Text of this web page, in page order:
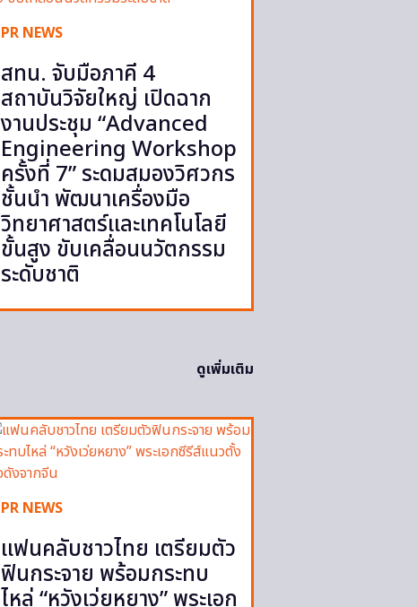
PR NEWS
สทน. จับมือภาคี 4
สถาบันวิจัยใหญ่ เปิดฉาก
งานประชุม “Advanced
Engineering Workshop
ครั้งที่ 7” ระดมสมองวิศวกร
ชั้นนำ พัฒนาเครื่องมือ
วิทยาศาสตร์และเทคโนโลยี
ขั้นสูง ขับเคลื่อนนวัตกรรม
ระดับชาติ
ดูเพิ่มเติม
PR NEWS
แฟนคลับชาวไทย เตรียมตัว
ฟินกระจาย พร้อมกระทบ
ไหล่ “หวังเว่ยหยาง” พระเอก